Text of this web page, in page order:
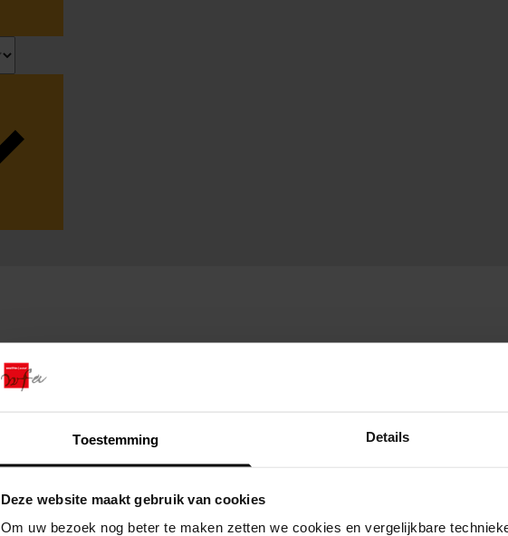
Toestemming Details
Deze website maakt gebruik van cookies
Om uw bezoek nog beter te maken zetten we cookies en vergelijkbare